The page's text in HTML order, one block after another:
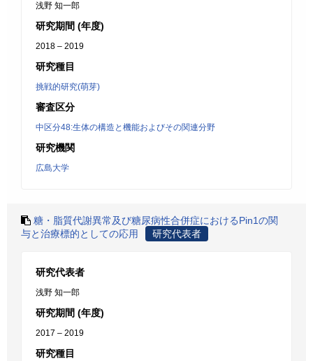
浅野 知一郎
研究期間 (年度)
2018 – 2019
研究種目
挑戦的研究(萌芽)
審査区分
中区分48:生体の構造と機能およびその関連分野
研究機関
広島大学
糖・脂質代謝異常及び糖尿病性合併症におけるPin1の関
与と治療標的としての応用
研究代表者
研究代表者
浅野 知一郎
研究期間 (年度)
2017 – 2019
研究種目